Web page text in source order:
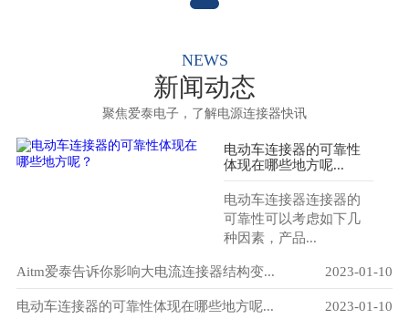
NEWS
新闻动态
聚焦爱泰电子，了解电源连接器快讯
电动车连接器的可靠性
体现在哪些地方呢...
电动车连接器连接器的
可靠性可以考虑如下几
种因素，产品...
Aitm爱泰告诉你影响大电流连接器结构变... 2023-01-10
电动车连接器的可靠性体现在哪些地方呢... 2023-01-10